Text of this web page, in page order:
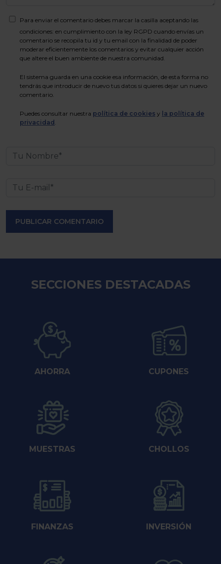
Para enviar el comentario debes marcar la casilla aceptando las
condiciones: en cumplimiento con la ley RGPD cuando envías un
comentario se recopila tu id y tu email con la finalidad de poder
moderar eficientemente los comentarios y evitar cualquier acción
que altere el buen ambiente de nuestra comunidad.
El sistema guarda en una cookie esa información, de esta forma no
tendrás que introducir de nuevo tus datos si quieres dejar un nuevo
comentario.
Puedes consultar nuestra política de cookies y la política de
privacidad .
PUBLICAR COMENTARIO
SECCIONES DESTACADAS
AHORRA CUPONES
MUESTRAS CHOLLOS
FINANZAS INVERSIÓN